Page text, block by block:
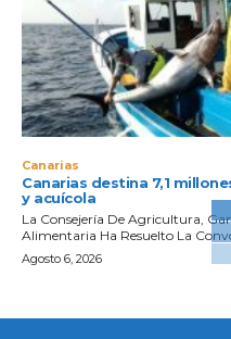
Canarias
Canarias destina 7,1
y acuícola
La Consejería De Agricultura,
Alimentaria Ha Resuelto La
Agosto 6, 2026